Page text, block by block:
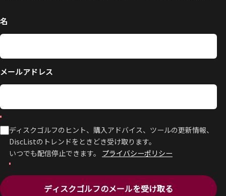
名
メールアドレス
ディスクゴルフのヒント、購入アドバイス、ツールの更新情報、
DiscListのトレンドをときどき受け取ります。
いつでも配信停止できます。 プライバシーポリシー
ディスクゴルフのメールを受け取る